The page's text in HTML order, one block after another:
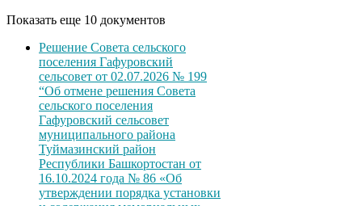
Показать еще 10 документов
Решение Совета сельского
поселения Гафуровский
сельсовет от 02.07.2026 № 199
“Об отмене решения Совета
сельского поселения
Гафуровский сельсовет
муниципального района
Туймазинский район
Республики Башкортостан от
16.10.2024 года № 86 «Об
утверждении порядка установки